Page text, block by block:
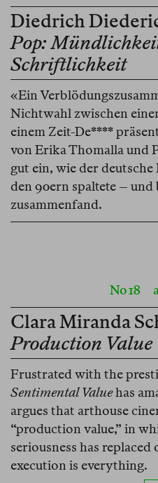
Diedrich
Pop:
Schriftlichkeit
«Ein
Nichtwahl zwischen
einem Zeit-De****
von Erika Thomalla und
gut ein, wie der
den 90ern spaltete – und
zusammenfand.
No 18
Clara Miranda
Production Value
Frustrated with the
Sentimental Valuehas
argues that arthouse
“production value,” in
seriousness has
execution is everything.